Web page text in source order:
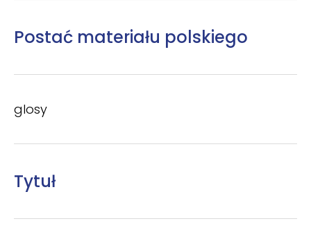
Postać materiału polskiego
glosy
Tytuł